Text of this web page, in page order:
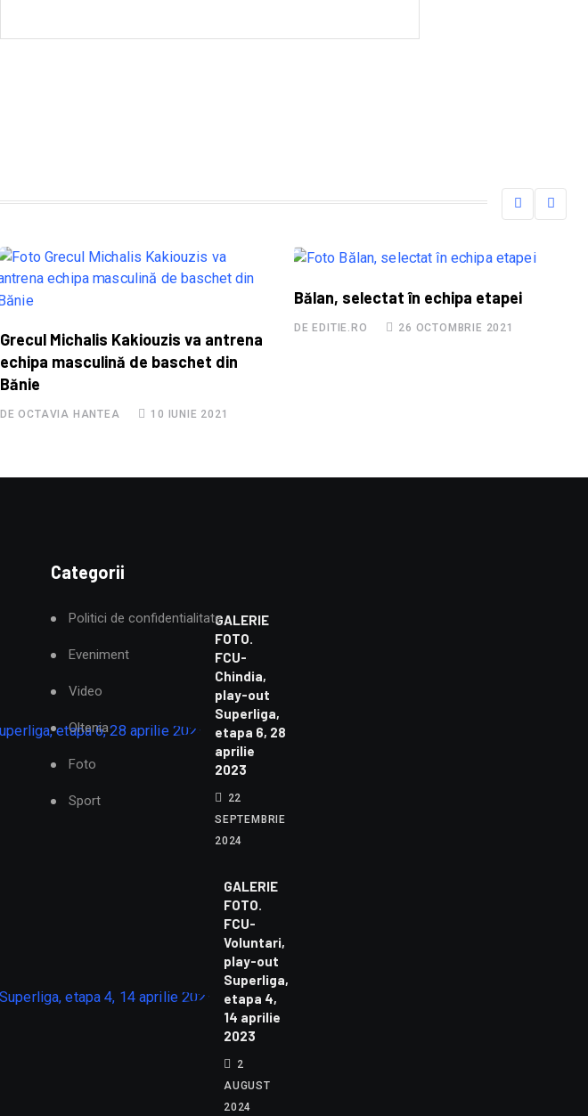
Grecul Michalis Kakiouzis va antrena
echipa masculină de baschet din
Bănie
DE OCTAVIA HANTEA 10 IUNIE 2021
Bălan, selectat în echipa etapei
DE EDITIE.RO 26 OCTOMBRIE 2021
GALERIE
FOTO.
FCU-
Chindia,
play-out
Superliga,
etapa 6, 28
aprilie
2023
22
SEPTEMBRIE
2024
GALERIE
FOTO.
FCU-
Voluntari,
play-out
Superliga,
etapa 4,
14 aprilie
2023
2
AUGUST
2024
Categorii
Politici de confidentialitate
Eveniment
Video
Oltenia
Foto
Sport